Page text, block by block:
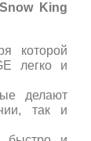
King
которой
легко и
делают
так и